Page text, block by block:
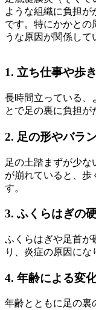
ような組織に負担
です。特にかかとの
うな原因が関係して
1. 立ち仕事や歩
長時間立っている、
とで足の裏に負担が
2. 足の形やバラ
足の土踏まずが少な
が崩れていると、歩
す。
3. ふくらはぎの
ふくらはぎや足首が
り、炎症の原因にな
4. 年齢による変
年齢とともに足の裏